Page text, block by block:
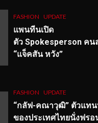
FASHION UPDATE
แพนทีนเปิด
ตัว Spokesperson คน
“แจ็คสัน หวัง”
FASHION UPDATE
“กลัฟ-คณาวุฒิ” ตัวแทน
ของประเทศไทยนั่งฟร